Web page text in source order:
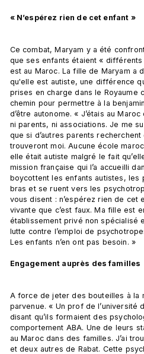
« N’espérez rien de cet enfant »
Ce combat, Maryam y a été
que ses enfants étaient « différents
est au Maroc. La fille de Maryam a
qu'elle est autiste, une différence
prises en charge dans le Royaume
chemin pour permettre à la
d’être autonome. « J’étais au
ni parents, ni associations. Je me
que si d’autres parents
trouveront moi. Aucune école
elle était autiste malgré le fait
mission française qui l’a accueilli
boycottent les enfants autistes, les
bras et se ruent vers les
vous disent : n’espérez rien de cet
vivante que c’est faux. Ma fille est
établissement privé non spécialisé
lutte contre l’emploi de
Les enfants n’en ont pas besoin. »
Engagement auprès des familles
A force de jeter des bouteilles à la
parvenue. « Un prof de l’université
disant qu’ils formaient des
comportement ABA. Une de leurs
au Maroc dans des familles. J’ai
et deux autres de Rabat. Cette